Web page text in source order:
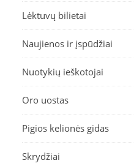
Lėktuvų bilietai
Naujienos ir įspūdžiai
Nuotykių ieškotojai
Oro uostas
Pigios kelionės gidas
Skrydžiai